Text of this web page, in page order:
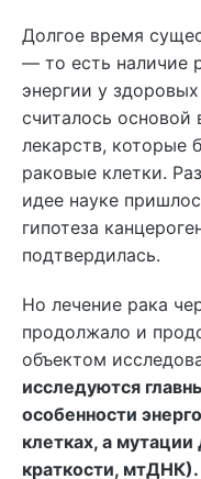
Долгое время
— то есть наличие
энергии у
считалось основой
лекарств, которые
раковые клетки.
идее науке
гипотеза
подтвердилась.
Но лечение рака
продолжало и
объектом
исследуются
особенности
клетках, а
краткости,